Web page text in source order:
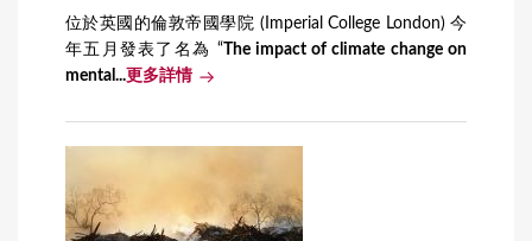
位於英國的倫敦帝國學院 (Imperial College London) 今
年五月發表了名為 “The impact of climate change on
mental...更多詳情